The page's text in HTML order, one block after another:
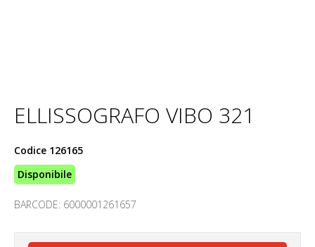
ELLISSOGRAFO VIBO 321
Codice 126165
Disponibile
BARCODE: 6000001261657